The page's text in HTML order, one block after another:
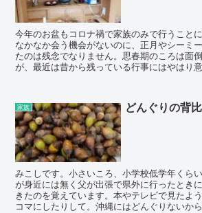
今年のお盆もコロナ禍で家族のみで行うこと
なかなか会う機会がないのに、正月やシーミ
たのは残念でなりません。思春期のころは面
が、最近は昔から残っている行事にはやはり
家族 どんぐりの背
みこしです。小さいころ、小学校低学年くら
が身近には無く父が出張で県外に行ったとき
きたのを覚えています。本やテレビで見たよ
コマにしたりして。沖縄にはどんぐりないか